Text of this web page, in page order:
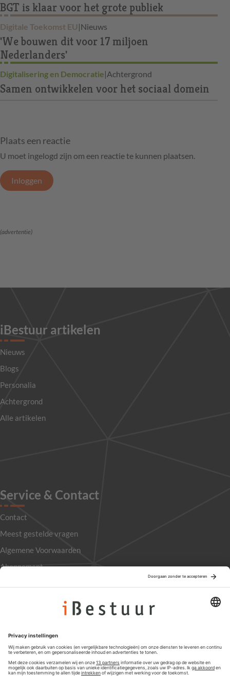
BGT is klaar voor het grote publiek
Digitale Toekomst EU |Nieuws
'We bouwen dit voor 17 miljoen
Nederlanders'
Digitalisering en Democratie|Achtergrond
Samen ontwikkelen voor het sociaal domein
Plaats een reactie
U moet ingelogd zijn om een reactie te kunnen plaatsen.
Inloggen
(advertentie)
iBestuur artikelen
Nieuws
Blogs
Personalia
Achtergrond
Alle artikelen
Service & Contact
Contact
Meest gestelde vragen
Algemene Voorwaarden
Abonnement
Privacyinstellingen